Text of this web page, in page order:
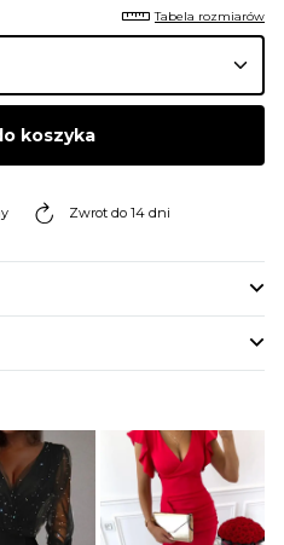
Tabela rozmiarów
koszyka
Zwrot do 14 dni